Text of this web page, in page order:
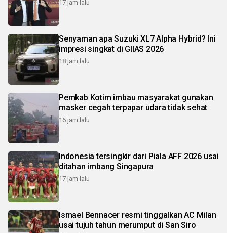
17 jam lalu
Senyaman apa Suzuki XL7 Alpha Hybrid? Ini
impresi singkat di GIIAS 2026
18 jam lalu
Pemkab Kotim imbau masyarakat gunakan
masker cegah terpapar udara tidak sehat
16 jam lalu
Indonesia tersingkir dari Piala AFF 2026 usai
ditahan imbang Singapura
17 jam lalu
Ismael Bennacer resmi tinggalkan AC Milan
usai tujuh tahun merumput di San Siro